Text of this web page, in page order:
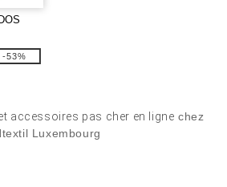
-53%
accessoires pas cher en ligne chez
Luxembourg